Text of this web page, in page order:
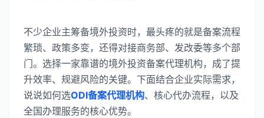
不少企业主筹备境外投资时，最头疼的就是备案流程
繁琐、政策多变，还得对接商务部、发改委等多个部
门。选择一家靠谱的境外投资备案代理机构，成了提
升效率、规避风险的关键。下面结合企业实际需求，
说说如何选ODI备案代理机构、核心代办流程，以及
全国办理服务的核心优势。